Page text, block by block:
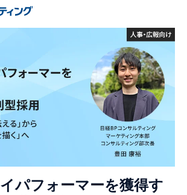
パフォーマーを獲得す